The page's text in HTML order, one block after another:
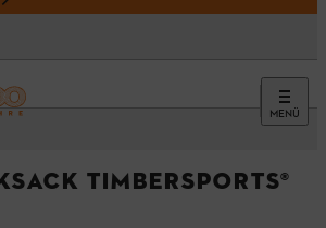
MENÜ
TIMBERSPORTS®